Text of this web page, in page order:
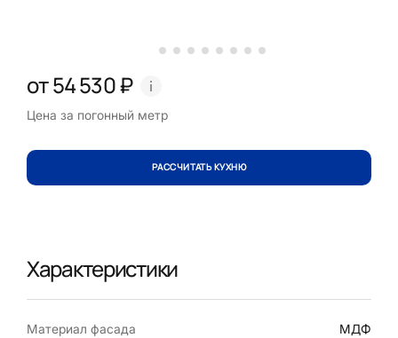
от 54 530 ₽
Цена за погонный метр
РАССЧИТАТЬ КУХНЮ
Характеристики
Материал фасада МДФ